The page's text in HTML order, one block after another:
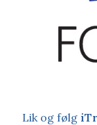
Lik og følg